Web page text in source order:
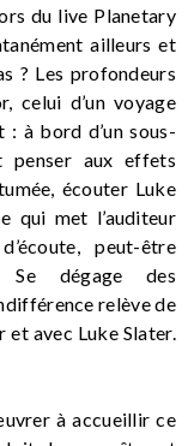
du live Planetary
ailleurs et
? Les profondeurs
celui d’un voyage
à bord d’un sous-
penser aux effets
écouter Luke
qui met l’auditeur
peut-être
Se dégage des
relève de
et avec Luke Slater.
à accueillir ce